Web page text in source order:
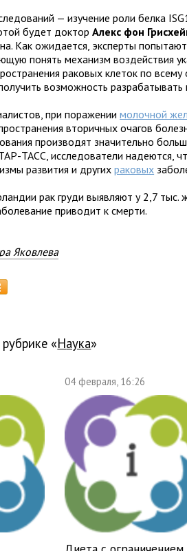
— изучение роли белка
будет докторАлекс фон
Как ожидается, эксперты
понять механизм воздействия
раковых клеток по всему
возможность
при поражениимолочной
вторичных очагов
производят значительно
ТАСС, исследователи надеются,
развития и другихраковых
рак груди выявляют у 2,7 тыс.
приводит к смерти.
Яковлева
« наука»
04 февраля, 16:26